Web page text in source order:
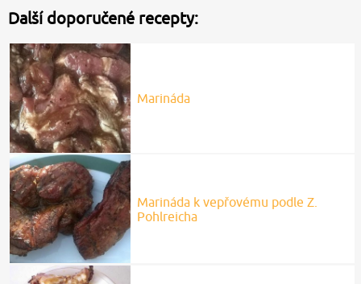
Další doporučené recepty:
Marináda
Marináda k vepřovému podle Z.
Pohlreicha